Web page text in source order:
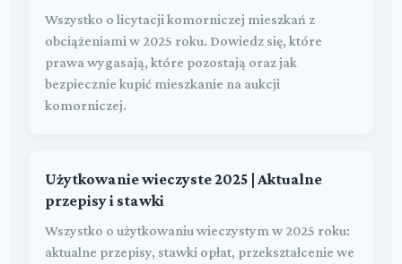
Wszystko o licytacji komorniczej mieszkań z
obciążeniami w 2025 roku. Dowiedz się, które
prawa wygasają, które pozostają oraz jak
bezpiecznie kupić mieszkanie na aukcji
komorniczej.
Użytkowanie wieczyste 2025 | Aktualne
przepisy i stawki
Wszystko o użytkowaniu wieczystym w 2025 roku:
aktualne przepisy, stawki opłat, przekształcenie we